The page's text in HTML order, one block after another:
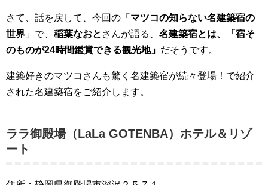
さて、話を戻して、今回の「 マツコの知らない名建築宿の
世界 」で、 稲葉なおと さんが語る、 名建築宿とは、「宿そ
のものが24時間鑑賞できる観光地」 だそうです。
建築好きのマツコさんも驚く名建築宿が続々登場！で紹介
された名建築宿をご紹介します。
ララ御殿場（LaLa GOTENBA）ホテル＆リゾ
ート